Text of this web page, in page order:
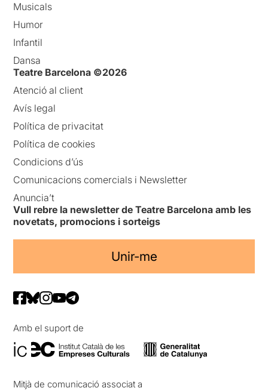
Musicals
Humor
Infantil
Dansa
Teatre Barcelona ©2026
Atenció al client
Avís legal
Política de privacitat
Política de cookies
Condicions d’ús
Comunicacions comercials i Newsletter
Anuncia’t
Vull rebre la newsletter de Teatre Barcelona amb les
novetats, promocions i sorteigs
Unir-me
Amb el suport de
Mitjà de comunicació associat a